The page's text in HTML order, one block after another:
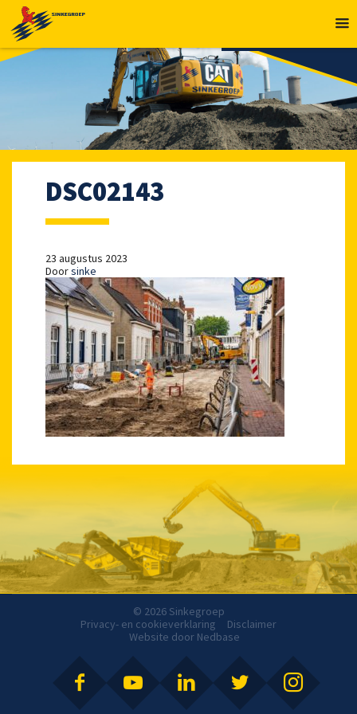
DSC02143
23 augustus 2023
Doorsinke
© 2026 Sinkegroep
Privacy- en cookieverklaring
Disclaimer
Website door Nedbase